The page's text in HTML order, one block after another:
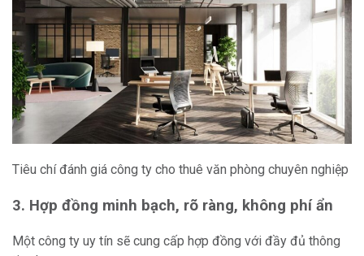
Tiêu chí đánh giá công ty cho thuê văn phòng chuyên nghiệp
3. Hợp đồng minh bạch, rõ ràng, không phí ẩn
Một công ty uy tín sẽ cung cấp hợp đồng với đầy đủ thông